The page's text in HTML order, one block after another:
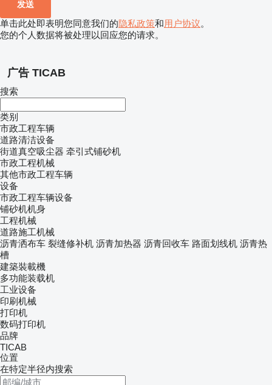
单击此处即表明您同意我们的隐私政策和用户协议。
您的个人数据将被处理以回应您的请求。
广告 TICAB
搜索
类别
市政工程车辆
道路清洁设备
街道真空吸尘器 牵引式铺砂机
市政工程机械
其他市政工程车辆
设备
市政工程车辆设备
铺砂机机身
工程机械
道路施工机械
沥青洒布车 裂缝修补机 沥青加热器 沥青回收车 路面划线机 沥青热
槽
建築裝載機
多功能装载机
工业设备
印刷机械
打印机
数码打印机
品牌
TICAB
位置
在特定半径内搜索